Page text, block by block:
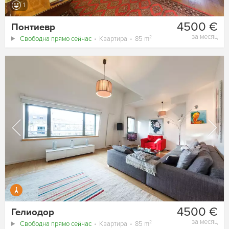
1
4500 €
за месяц
Понтиевр
Свободна прямо сейчас Квартира 85 m²
4500 €
за месяц
Гелиодор
Свободна прямо сейчас Квартира 85 m²